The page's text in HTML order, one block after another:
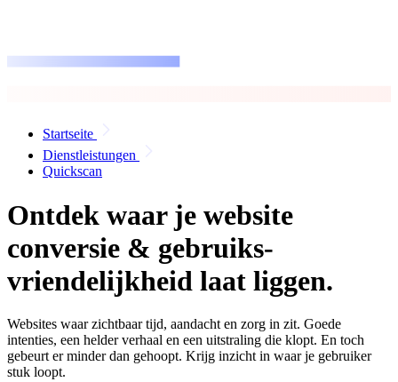
Startseite
Dienstleistungen
Quickscan
Ontdek waar je website
conversie & gebruiks-
vriendelijkheid laat liggen.
Websites waar zichtbaar tijd, aandacht en zorg in zit. Goede
intenties, een helder verhaal en een uitstraling die klopt. En toch
gebeurt er minder dan gehoopt. Krijg inzicht in waar je gebruiker
stuk loopt.